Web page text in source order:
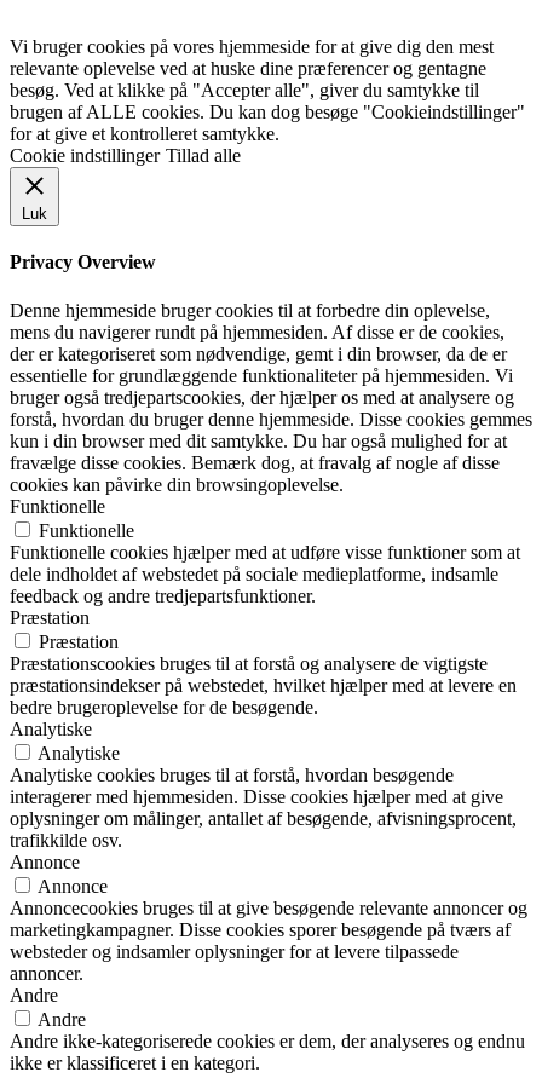
Vi bruger cookies på vores hjemmeside for at give dig den mest
relevante oplevelse ved at huske dine præferencer og gentagne
besøg. Ved at klikke på "Accepter alle", giver du samtykke til
brugen af ALLE cookies. Du kan dog besøge "Cookieindstillinger"
for at give et kontrolleret samtykke.
Cookie indstillinger Tillad alle
Luk
Privacy Overview
Denne hjemmeside bruger cookies til at forbedre din oplevelse,
mens du navigerer rundt på hjemmesiden. Af disse er de cookies,
der er kategoriseret som nødvendige, gemt i din browser, da de er
essentielle for grundlæggende funktionaliteter på hjemmesiden. Vi
bruger også tredjepartscookies, der hjælper os med at analysere og
forstå, hvordan du bruger denne hjemmeside. Disse cookies gemmes
kun i din browser med dit samtykke. Du har også mulighed for at
fravælge disse cookies. Bemærk dog, at fravalg af nogle af disse
cookies kan påvirke din browsingoplevelse.
Funktionelle
Funktionelle
Funktionelle cookies hjælper med at udføre visse funktioner som at
dele indholdet af webstedet på sociale medieplatforme, indsamle
feedback og andre tredjepartsfunktioner.
Præstation
Præstation
Præstationscookies bruges til at forstå og analysere de vigtigste
præstationsindekser på webstedet, hvilket hjælper med at levere en
bedre brugeroplevelse for de besøgende.
Analytiske
Analytiske
Analytiske cookies bruges til at forstå, hvordan besøgende
interagerer med hjemmesiden. Disse cookies hjælper med at give
oplysninger om målinger, antallet af besøgende, afvisningsprocent,
trafikkilde osv.
Annonce
Annonce
Annoncecookies bruges til at give besøgende relevante annoncer og
marketingkampagner. Disse cookies sporer besøgende på tværs af
websteder og indsamler oplysninger for at levere tilpassede
annoncer.
Andre
Andre
Andre ikke-kategoriserede cookies er dem, der analyseres og endnu
ikke er klassificeret i en kategori.